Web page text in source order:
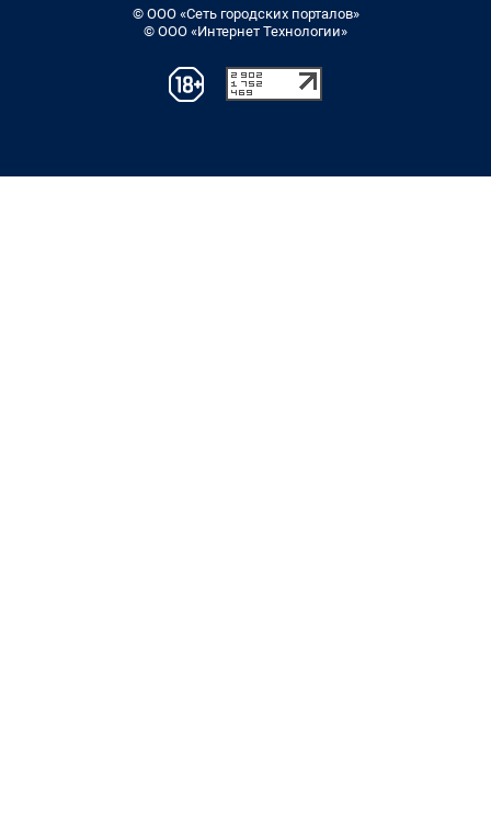
© ООО «Сеть городских порталов»
© ООО «Интернет Технологии»